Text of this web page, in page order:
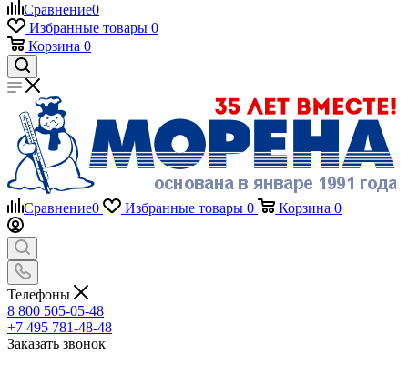
Сравнение0
Избранные товары 0
Корзина 0
Сравнение0 Избранные товары 0 Корзина 0
Телефоны
8 800 505-05-48
+7 495 781-48-48
Заказать звонок